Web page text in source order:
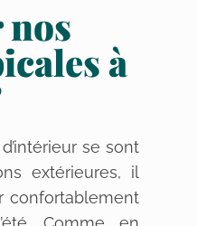
à
se sont
extérieures, il
confortablement